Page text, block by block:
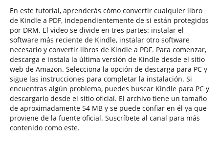
En este tutorial, aprenderás cómo convertir cualquier libro
de Kindle a PDF, independientemente de si están protegidos
por DRM. El video se divide en tres partes: instalar el
software más reciente de Kindle, instalar otro software
necesario y convertir libros de Kindle a PDF. Para comenzar,
descarga e instala la última versión de Kindle desde el sitio
web de Amazon. Selecciona la opción de descarga para PC y
sigue las instrucciones para completar la instalación. Si
encuentras algún problema, puedes buscar Kindle para PC y
descargarlo desde el sitio oficial. El archivo tiene un tamaño
de aproximadamente 54 MB y se puede confiar en él ya que
proviene de la fuente oficial. Suscríbete al canal para más
contenido como este.